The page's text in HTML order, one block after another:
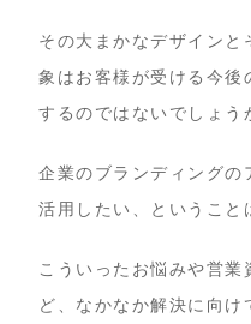
その大まかなデザインと
象はお客様が受ける今後
するのではないでしょう
企業のブランディングの
活用したい、ということ
こういったお悩みや営業
ど、なかなか解決に向け